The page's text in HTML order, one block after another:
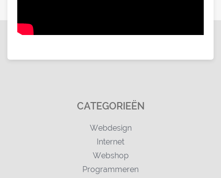
CATEGORIEËN
Webdesign
Internet
Webshop
Programmeren